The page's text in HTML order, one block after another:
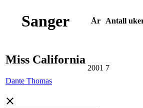
Sanger År Antall
Miss California
Dante Thomas
2001 7
close